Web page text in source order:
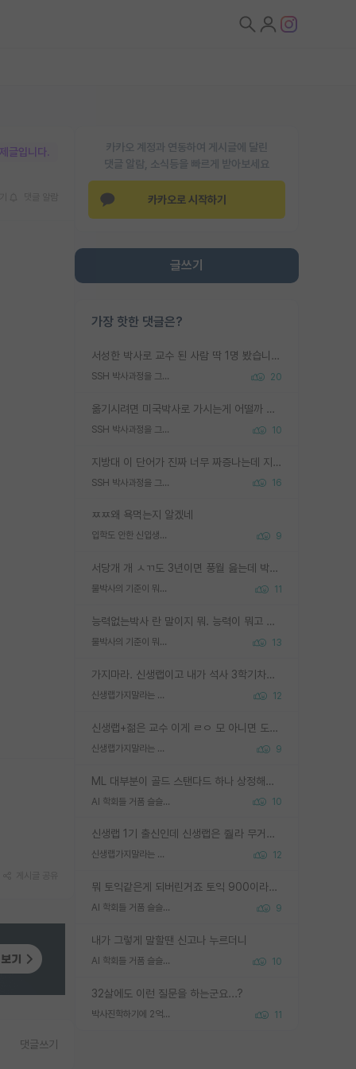
카카오 계정과 연동하여 게시글에 달린
댓글 알람, 소식등을 빠르게 받아보세요
카카오로 시작하기
글쓰기
가장 핫한 댓글은?
서성한 박사로 교수 된 사람 딱 1명 봤습니다. 근데 지방대 박사로 교수된 거는 기적이 일어나야되요. 서성한 학부부터여도 빡센게 교수임용일텐데 지방대박사로 무슨 교수가 되나요...... 중소기업/중견기업 팀장급/연구소장급이나 될거 같네요.
SSH 박사과정을 그만두고 지방대 박사로 옮기면 교수의 꿈은 끝일까요? 20
옮기시려면 미국박사로 가시는게 어떨까 싶네요. 교수가 꿈이면 미국박사 하고 미국교수 까지 같이 노리시는게 기회가 많지 않을까요?
SSH 박사과정을 그만두고 지방대 박사로 옮기면 교수의 꿈은 끝일까요? 10
지방대 이 단어가 진짜 너무 짜증나는데 지방대면 다 그냥 쓰레기인가요? 무슨 말 같지도 않은 댓글들이 있는건지??? 지방에도 충분히 좋은 대학 많고 충분히 잘하는 교수님들 많습니다 포항공대 4개 IST 대표 지거국들 여기 모두 다 지방에 있고 여기 출신들 중에 교수하는 분들 적지 않습니다 지거국 출신이 무슨 교수를 하냐?라고 생각할 사람들 많은데 상위 대표 지거국에 아웃라이어들 많습니다 결국 개인의 연구역량과 실적이 중요합니다 이 역량을 펼치는데 있어서 지도교수와의 합도 중요합니다. 그리고 경력이 필요하면 해외포닥까지 다녀오세요
SSH 박사과정을 그만두고 지방대 박사로 옮기면 교수의 꿈은 끝일까요? 16
ㅉㅉ왜 욕먹는지 알겠네
입학도 안한 신입생이 원래 관심을 받나요 9
서당개 개 ㅅㄲ도 3년이면 풍월 읊는데 박사 5년 이상 대리고 있으면서 물된건 교수 탓 맞는ㄱ게 거기가 서당이 아니란 소리임
물박사의 기준이 뭐임? 11
능력없는박사 란 말이지 뭐. 능력이 뭐고 능력이 있다는게 뭔지는 사람마다 기준이 다르니까 얘기해봐야 서로 자기 기준만 얘기해서 논쟁이 끝이 안나고. 주위에서 능력있고 야심있는 신입생이 교수가 유의미한 피드백을 아예 안주면서 제대로된 과제에 참여해볼 기회도 제공하지 않고 잡일 뺑뺑이만 돌려서 맨날 단순작업만 하면서 밤새다가 눈빛이 점점 죽어가는걸 본 사람은 물박사는 교수탓이라고 하고, 교수는 이것저것 알려도 주고 기회도 주고 사수 동기 붙여주면서 어떻게든 끌고가려고 하는데 본인이 매일 뺀질거리면서 출근 하는둥마는둥 하다가 기껏 와서도 폰이나 쳐다보다가 실험 망치고 저녁약속있어서 먼저 가볼게요~ 하는걸 본 사람은 물박사는 본인탓이라고 함.
물박사의 기준이 뭐임? 13
가지마라. 신생랩이고 내가 석사 3학기차인데 최고참인데 나도 아무것도 모르는데 교수가 후배들 왜 논문 교육 안시키냐. 논문 왜 안 써오냐 닦달한다
신생랩가지말라는 이유가 있었구나 12
신생랩+젊은 교수 이게 ㄹㅇ 모 아니면 도인듯.
신생랩가지말라는 이유가 있었구나 9
ML 대부분이 골드 스탠다드 하나 상정해놓고 (벤치마크 데이터셋이 여러 개면 여러 개 상정) 그거 얼마나 잘 맞추나 싸움임 가끔 번뜩이는 설계 철학을 보여주는 논문들도 있지만 대부분 그거 성적 얼마나 더 올리느라에 혈안이 되어 있는 측면이 잇음
AI 학회들 거품 슬슬 지적이 나오네요 10
신생랩 1기 출신인데 신생랩은 줠라 무거운 바벨 같은거임. 들면 대박인데 못들면 깔려 죽음. 아무도 알려주지 않는 환경에서 자생해야하지만, 일단 살아남았다면 그 어떤 사람보다 악착같고 생존력 높은 사람으로 거듭날 수 있음
신생랩가지말라는 이유가 있었구나 12
뭐 토익같은게 되버린거죠 토익 900이라고 영어잘하는건 아닙니다만 잘하는사람은 다 900을 넘는 그런
AI 학회들 거품 슬슬 지적이 나오네요 9
내가 그렇게 말할땐 신고나 누르더니
AI 학회들 거품 슬슬 지적이 나오네요 10
32살에도 이런 질문을 하는군요...?
박사진학하기에 2억은 괜찮은 (?) 정도의 경제력인가요 11
글입니다.
댓글쓰기